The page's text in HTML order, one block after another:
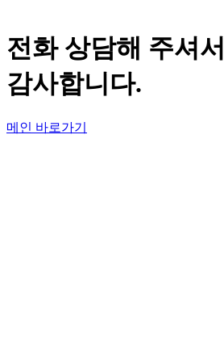
전화 상담해 주셔서
감사합니다.
메인 바로가기